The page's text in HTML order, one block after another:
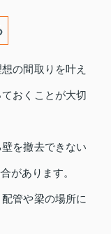
の間取りを叶え
おくことが大切
を撤去できない
があります。
管や梁の場所に